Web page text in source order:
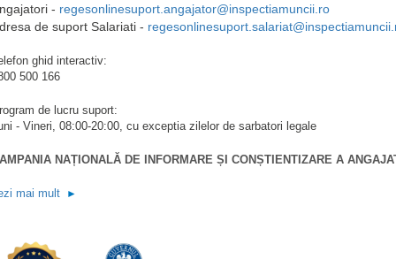
- regesonlinesuport.angajator@inspectiamuncii.ro
de suport Salariati -
ghid interactiv:
500 166
de lucru suport:
- Vineri, 08:00-20:00, cu exceptia zilelor de sarbatori legale
NAȚIONALĂ DE INFORMARE ȘI CONȘTIENTIZARE A
mai mult ►